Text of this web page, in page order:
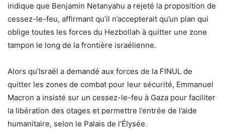
indique que Benjamin Netanyahu a rejeté la proposition de
cessez-le-feu, affirmant qu’il n’accepterait qu’un plan qui
oblige toutes les forces du Hezbollah à quitter une zone
tampon le long de la frontière israélienne.
Alors qu’Israël a demandé aux forces de la FINUL de
quitter les zones de combat pour leur sécurité, Emmanuel
Macron a insisté sur un cessez-le-feu à Gaza pour faciliter
la libération des otages et permettre l’entrée de l’aide
humanitaire, selon le Palais de l’Élysée.